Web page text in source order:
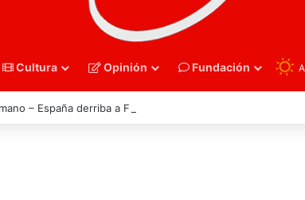
Cultura Opinión Fundación
– España derriba a Francia y se instala en las